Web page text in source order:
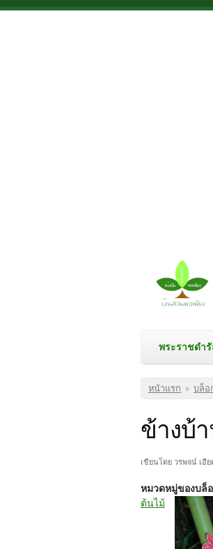
Skip to main content
พระราชดำ
คุณอยู่
หน้าแรก » บล็อ
ข้างบ้
เขียนโดย วรพจน์ เอี
หมวดหมู่ของบล็
ต้นไม้